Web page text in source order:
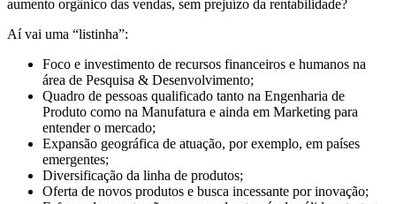
aumento orgânico das vendas, sem prejuízo da rentabilidade?
Aí vai uma “listinha”:
Foco e investimento de recursos financeiros e humanos na
área de Pesquisa & Desenvolvimento;
Quadro de pessoas qualificado tanto na Engenharia de
Produto como na Manufatura e ainda em Marketing para
entender o mercado;
Expansão geográfica de atuação, por exemplo, em países
emergentes;
Diversificação da linha de produtos;
Oferta de novos produtos e busca incessante por inovação;